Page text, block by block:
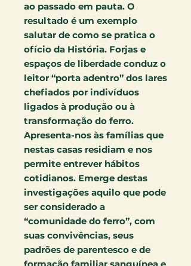
ao passado em pauta. O
resultado é um exemplo
salutar de como se pratica o
ofício da História. Forjas e
espaços de liberdade conduz o
leitor “porta adentro” dos lares
chefiados por indivíduos
ligados à produção ou à
transformação do ferro.
Apresenta-nos às famílias que
nestas casas residiam e nos
permite entrever hábitos
cotidianos. Emerge destas
investigações aquilo que pode
ser considerado a
“comunidade do ferro”, com
suas convivências, seus
padrões de parentesco e de